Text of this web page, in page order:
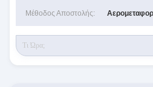
Μέθοδος Αποστολής: